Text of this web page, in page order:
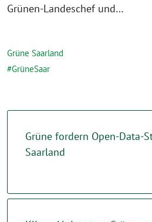
Grünen-Landeschef und…
Grüne Saarland
GrüneSaar
Grüne fordern Open-Data-
Saarland